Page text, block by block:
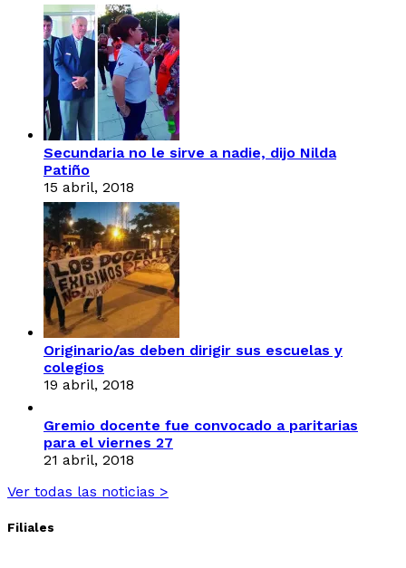
Secundaria no le sirve a nadie, dijo Nilda
Patiño
15 abril, 2018
Originario/as deben dirigir sus escuelas y
colegios
19 abril, 2018
Gremio docente fue convocado a paritarias
para el viernes 27
21 abril, 2018
Ver todas las noticias >
Filiales